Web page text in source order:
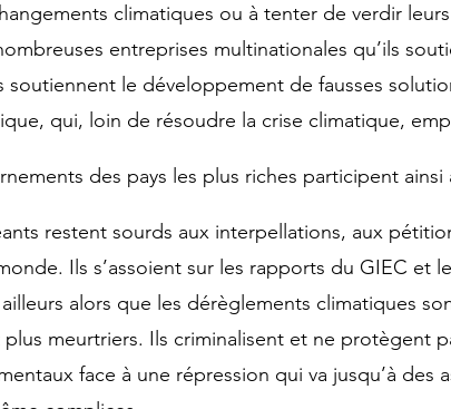
climatiques ou à tenter de verdir
entreprises multinationales qu’ils
soutiennent le développement de fausses
qui, loin de résoudre la crise climatique,
des pays les plus riches participent
restent sourds aux interpellations, aux
Ils s’assoient sur les rapports du GIEC et
alors que les dérèglements climatiques
meurtriers. Ils criminalisent et ne protègent
face à une répression qui va jusqu’à des